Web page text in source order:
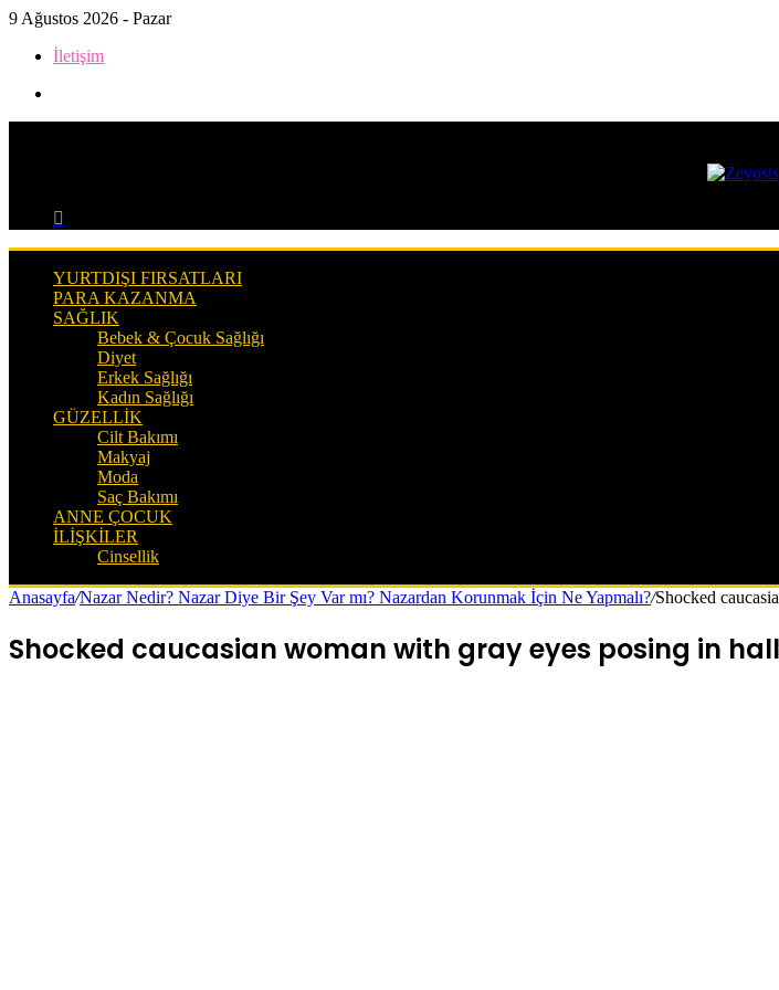
9 Ağustos 2026 - Pazar
İletişim
yap
...
YURTDIŞI FIRSATLARI
PARA KAZANMA
SAĞLIK
Bebek & Çocuk Sağlığı
Diyet
Erkek Sağlığı
Kadın Sağlığı
GÜZELLIK
Cilt Bakımı
Makyaj
Moda
Saç Bakımı
ANNE ÇOCUK
İLIŞKILER
Cinsellik
Anasayfa/Nazar Nedir? Nazar Diye Bir Şey Var mı? Nazardan Korunmak İçin Ne Yapmalı?/Shocked
Shocked caucasian woman with gray eyes posing in